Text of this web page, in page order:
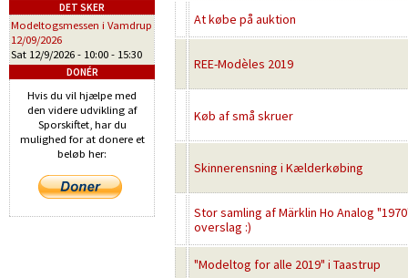
At købe på auktion
REE-Modèles 2019
Køb af små skruer
Skinnerensning i Kælderkøbing
Stor samling af Märklin Ho Analog
overslag :)
"Modeltog for alle 2019" i Taastrup
DET SKER
Modeltogsmessen i Vamdrup
12/09/2026
Sat 12/9/2026 - 10:00 - 15:30
DONÉR
Hvis du vil hjælpe med
den videre udvikling af
Sporskiftet, har du
mulighed for at donere et
beløb her: